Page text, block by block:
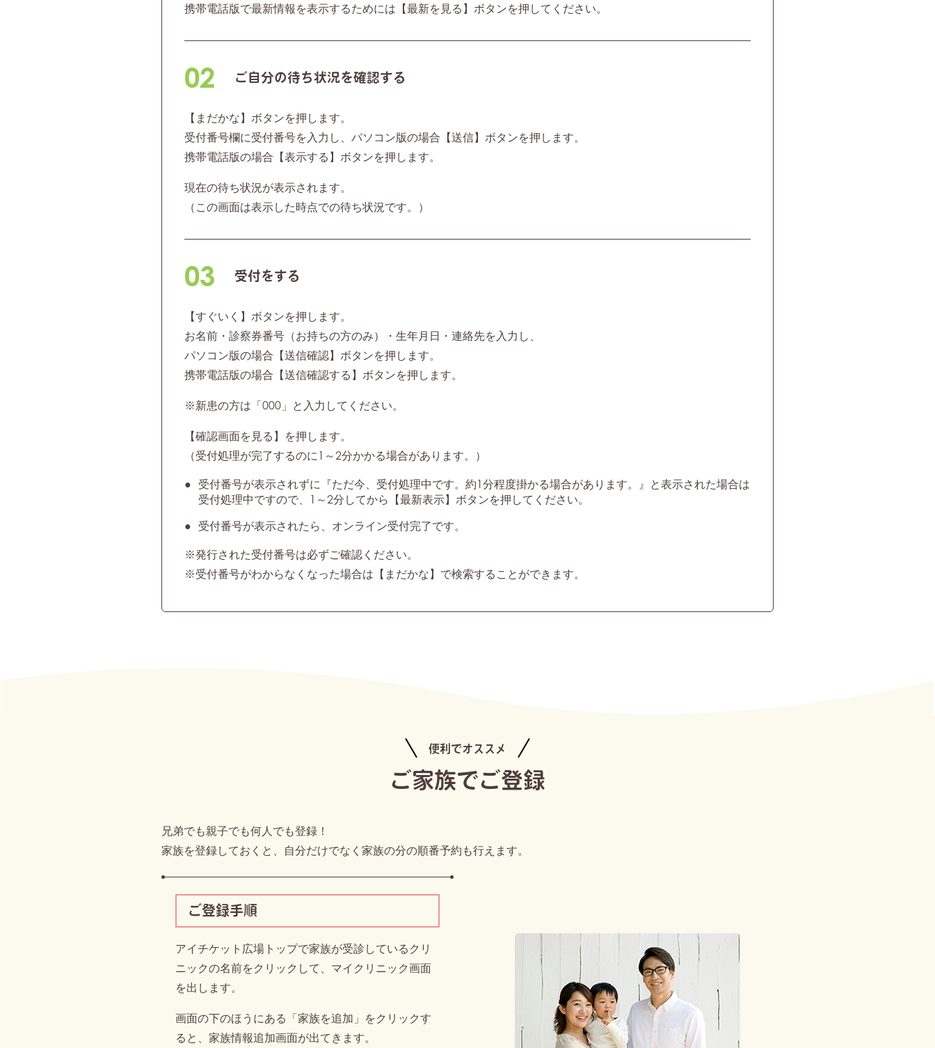
携帯電話版で最新情報を表示するためには【最新を見る】ボタンを押してください。
02 ご自分の待ち状況を確認する
【まだかな】ボタンを押します。
受付番号欄に受付番号を入力し、パソコン版の場合【送信】ボタンを押します。
携帯電話版の場合【表示する】ボタンを押します。
現在の待ち状況が表示されます。
（この画面は表示した時点での待ち状況です。）
03 受付をする
【すぐいく】ボタンを押します。
お名前・診察券番号（お持ちの方のみ）・生年月日・連絡先を入力し、
パソコン版の場合【送信確認】ボタンを押します。
携帯電話版の場合【送信確認する】ボタンを押します。
※新患の方は「000」と入力してください。
【確認画面を見る】を押します。
（受付処理が完了するのに1～2分かかる場合があります。）
受付番号が表示されずに『ただ今、受付処理中です。約1分程度掛かる場合があります。』と表示された場合は
受付処理中ですので、1～2分してから【最新表示】ボタンを押してください。
受付番号が表示されたら、オンライン受付完了です。
※発行された受付番号は必ずご確認ください。
※受付番号がわからなくなった場合は【まだかな】で検索することができます。
便利でオススメ
ご家族でご登録
兄弟でも親子でも何人でも登録！
家族を登録しておくと、自分だけでなく家族の分の順番予約も行えます。
ご登録手順
アイチケット広場トップで家族が受診しているクリ
ニックの名前をクリックして、マイクリニック画面
を出します。
画面の下のほうにある「家族を追加」をクリックす
ると、家族情報追加画面が出てきます。